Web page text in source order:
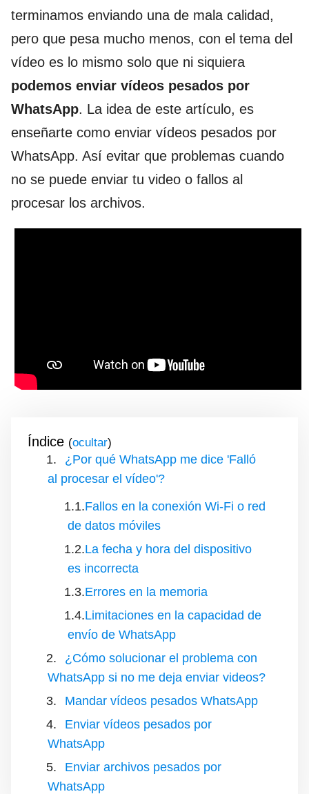
terminamos enviando una de mala calidad,
pero que pesa mucho menos, con el tema del
vídeo es lo mismo solo que ni siquiera
podemos enviar vídeos pesados por
WhatsApp. La idea de este artículo, es
enseñarte como enviar vídeos pesados por
WhatsApp. Así evitar que problemas cuando
no se puede enviar tu video o fallos al
procesar los archivos.
Índice ( )
¿Por qué WhatsApp me dice 'Falló
al procesar el vídeo'?
Fallos en la conexión Wi-Fi o red
de datos móviles
La fecha y hora del dispositivo
es incorrecta
Errores en la memoria
Limitaciones en la capacidad de
envío de WhatsApp
¿Cómo solucionar el problema con
WhatsApp si no me deja enviar videos?
Mandar vídeos pesados WhatsApp
Enviar vídeos pesados por
WhatsApp
Enviar archivos pesados por
WhatsApp